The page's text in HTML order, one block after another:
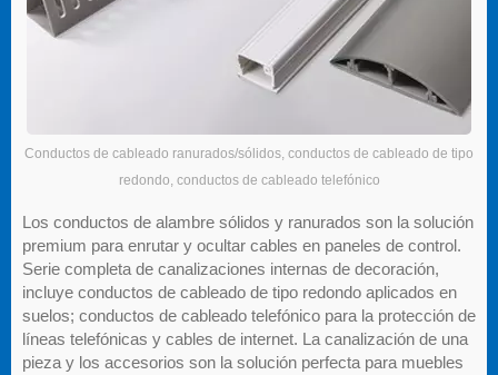
Conductos de cableado ranurados/sólidos, conductos de cableado de tipo
redondo, conductos de cableado telefónico
Los conductos de alambre sólidos y ranurados son la solución
premium para enrutar y ocultar cables en paneles de control.
Serie completa de canalizaciones internas de decoración,
incluye conductos de cableado de tipo redondo aplicados en
suelos; conductos de cableado telefónico para la protección de
líneas telefónicas y cables de internet. La canalización de una
pieza y los accesorios son la solución perfecta para muebles